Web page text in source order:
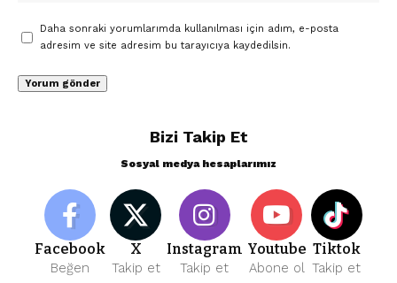
Daha sonraki yorumlarımda kullanılması için adım, e-posta
adresim ve site adresim bu tarayıcıya kaydedilsin.
Bizi Takip Et
Sosyal medya hesaplarımız
Facebook
Beğen
X
Takip et
Instagram
Takip et
Youtube
Abone ol
Tiktok
Takip et